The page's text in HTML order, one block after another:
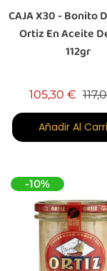
CAJA X30 - Bonito
Ortiz En Aceite
112gr
105,30 €
Añadir Al
-10%